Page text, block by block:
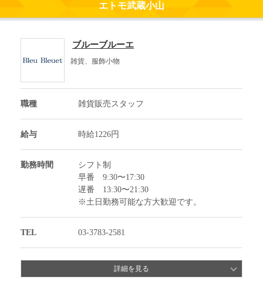
エトモ武蔵小山
ブルーブルーエ
雑貨、服飾小物
職種 雑貨販売スタッフ
給与 時給1226円
勤務時間
シフト制
早番 9:30〜17:30
遅番 13:30〜21:30
※土日勤務可能な方大歓迎です。
TEL 03-3783-2581
詳細を見る